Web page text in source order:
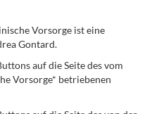
Vorsorge ist eine
Gontard.
auf die Seite des vom
Vorsorge* betriebenen